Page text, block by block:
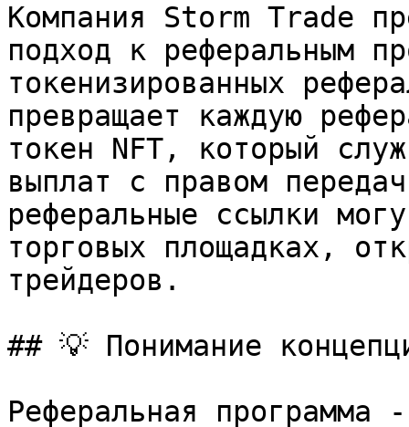
Компания Storm Trade
подход к реферальным
токенизированных
превращает каждую
токен NFT, который
выплат с правом
реферальные ссылки
торговых площадках,
трейдеров.
## 💡 Понимание
Реферальная программа